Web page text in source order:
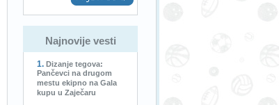
Najnovije vesti
Dizanje tegova:
Pančevci na drugom
mestu ekipno na Gala
kupu u Zaječaru